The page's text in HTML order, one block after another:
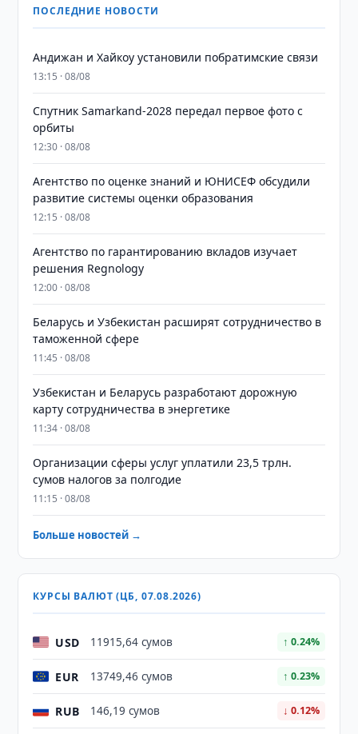
ПОСЛЕДНИЕ НОВОСТИ
Андижан и Хайкоу установили побратимские связи
13:15 · 08/08
Спутник Samarkand-2028 передал первое фото с
орбиты
12:30 · 08/08
Агентство по оценке знаний и ЮНИСЕФ обсудили
развитие системы оценки образования
12:15 · 08/08
Агентство по гарантированию вкладов изучает
решения Regnology
12:00 · 08/08
Беларусь и Узбекистан расширят сотрудничество в
таможенной сфере
11:45 · 08/08
Узбекистан и Беларусь разработают дорожную
карту сотрудничества в энергетике
11:34 · 08/08
Организации сферы услуг уплатили 23,5 трлн.
сумов налогов за полгодие
11:15 · 08/08
Больше новостей →
КУРСЫ ВАЛЮТ (ЦБ, 07.08.2026)
USD 11915,64 сумов ↑ 0.24%
EUR 13749,46 сумов ↑ 0.23%
RUB 146,19 сумов ↓ 0.12%